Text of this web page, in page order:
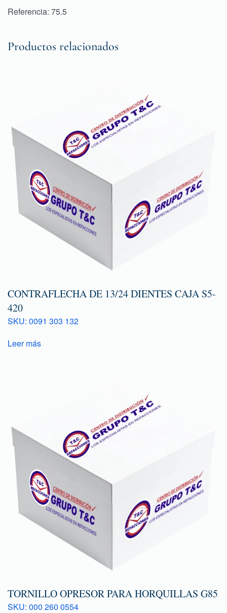
Referencia: 75.5
Productos relacionados
CONTRAFLECHA DE 13/24 DIENTES CAJA S5-
420
SKU: 0091 303 132
Leer más
TORNILLO OPRESOR PARA HORQUILLAS G85
SKU: 000 260 0554